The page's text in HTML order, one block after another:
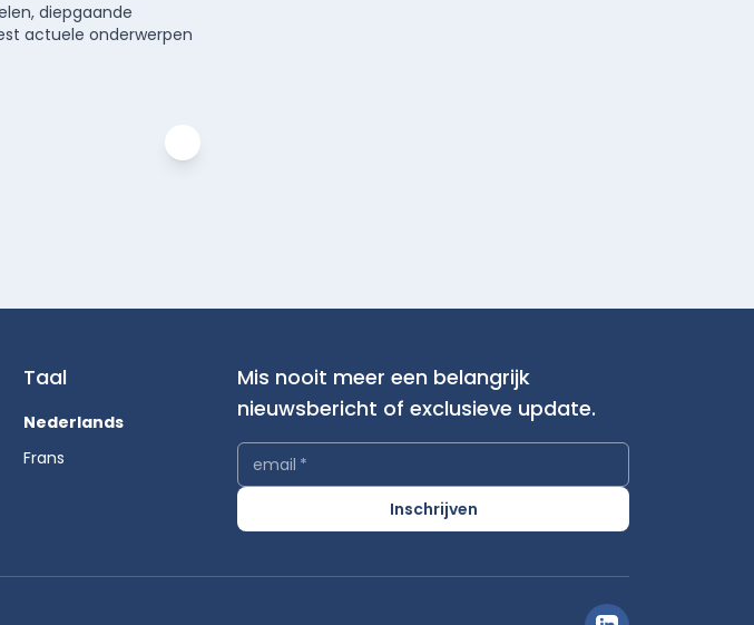
diepgaande
actuele onderwerpen
Taal
Nederlands
Frans
Mis nooit meer een belangrijk
nieuwsbericht of exclusieve update.
email *
Inschrijven